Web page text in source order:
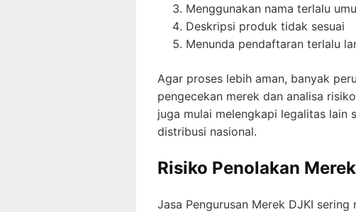
Menggunakan nama terlalu
Deskripsi produk tidak sesuai
Menunda pendaftaran terlalu
Agar proses lebih aman, banyak
pengecekan merek dan analisa
juga mulai melengkapi legalitas lain
distribusi nasional.
Risiko Penolakan
Jasa Pengurusan Merek DJKI